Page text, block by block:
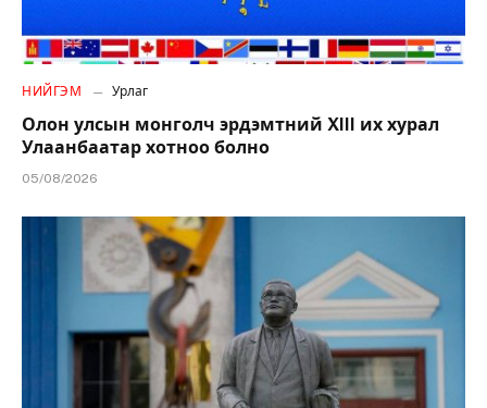
НИЙГЭМ Урлаг
Олон улсын монголч эрдэмтний XIII их хурал
Улаанбаатар хотноо болно
05/08/2026